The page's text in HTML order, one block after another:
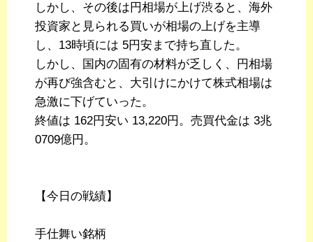
しかし、その後は円相場が上げ渋ると、海外
投資家と見られる買いが相場の上げを主導
し、13時頃には 5円安まで持ち直した。
しかし、国内の固有の材料が乏しく、円相場
が再び強含むと、大引けにかけて株式相場は
急激に下げていった。
終値は 162円安い 13,220円。売買代金は 3兆
0709億円。
【今日の戦績】
手仕舞い銘柄